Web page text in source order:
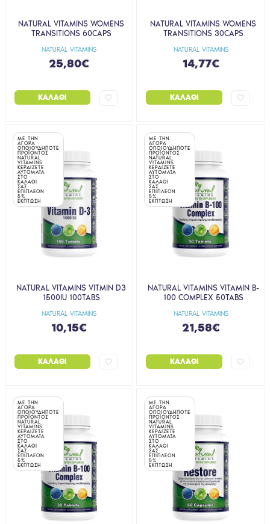
NATURAL VITAMINS
NATURAL VITAMINS WOMENS
TRANSITIONS 60CAPS
25,80€
ΚΑΛΆΘΙ
NATURAL VITAMINS
NATURAL VITAMINS WOMENS
TRANSITIONS 30CAPS
14,77€
ΚΑΛΆΘΙ
ΜΕ ΤΗΝ
ΑΓΟΡΑ
ΟΠΟΙΟΥΔΗΠΟΤΕ
ΠΡΟΪΟΝΤΟΣ
NATURAL
VITAMINS
ΚΕΡΔΙΖΕΤΕ
ΑΥΤΟΜΑΤΑ
ΣΤΟ
ΚΑΛΑΘΙ
ΣΑΣ
ΕΠΙΠΛΕΟΝ
5%
ΕΚΠΤΩΣΗ
NATURAL VITAMINS
NATURAL VITAMINS VITMIN D3
1500IU 100TABS
10,15€
ΚΑΛΆΘΙ
ΜΕ ΤΗΝ
ΑΓΟΡΑ
ΟΠΟΙΟΥΔΗΠΟΤΕ
ΠΡΟΪΟΝΤΟΣ
NATURAL
VITAMINS
ΚΕΡΔΙΖΕΤΕ
ΑΥΤΟΜΑΤΑ
ΣΤΟ
ΚΑΛΑΘΙ
ΣΑΣ
ΕΠΙΠΛΕΟΝ
5%
ΕΚΠΤΩΣΗ
NATURAL VITAMINS
NATURAL VITAMINS VITAMIN B-
100 COMPLEX 50TABS
21,58€
ΚΑΛΆΘΙ
ΜΕ ΤΗΝ
ΑΓΟΡΑ
ΟΠΟΙΟΥΔΗΠΟΤΕ
ΠΡΟΪΟΝΤΟΣ
NATURAL
VITAMINS
ΚΕΡΔΙΖΕΤΕ
ΑΥΤΟΜΑΤΑ
ΣΤΟ
ΚΑΛΑΘΙ
ΣΑΣ
ΕΠΙΠΛΕΟΝ
5%
ΕΚΠΤΩΣΗ
ΜΕ ΤΗΝ
ΑΓΟΡΑ
ΟΠΟΙΟΥΔΗΠΟΤΕ
ΠΡΟΪΟΝΤΟΣ
NATURAL
VITAMINS
ΚΕΡΔΙΖΕΤΕ
ΑΥΤΟΜΑΤΑ
ΣΤΟ
ΚΑΛΑΘΙ
ΣΑΣ
ΕΠΙΠΛΕΟΝ
5%
ΕΚΠΤΩΣΗ